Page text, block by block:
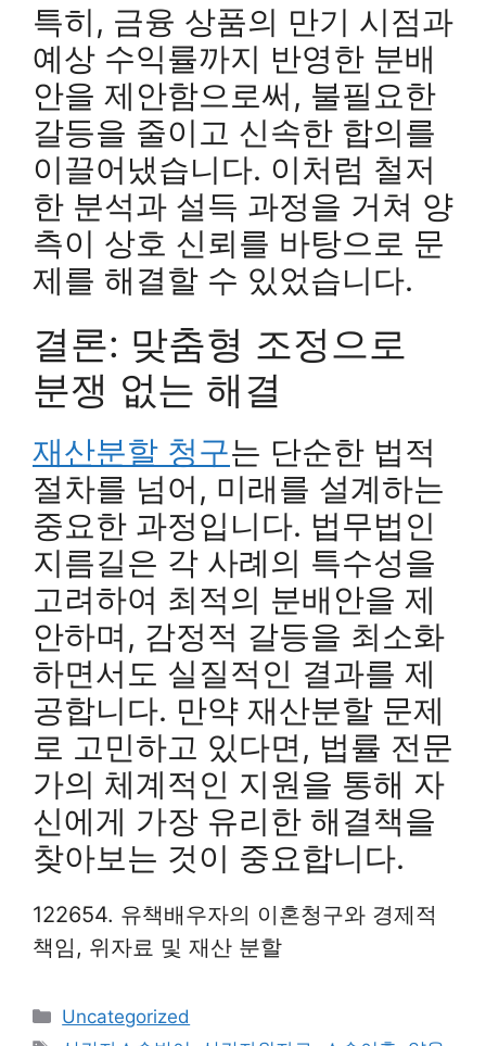
특히, 금융 상품의 만기 시점과
예상 수익률까지 반영한 분배
안을 제안함으로써, 불필요한
갈등을 줄이고 신속한 합의를
이끌어냈습니다. 이처럼 철저
한 분석과 설득 과정을 거쳐 양
측이 상호 신뢰를 바탕으로 문
제를 해결할 수 있었습니다.
결론: 맞춤형 조정으로
분쟁 없는 해결
재산분할 청구는 단순한 법적
절차를 넘어, 미래를 설계하는
중요한 과정입니다. 법무법인
지름길은 각 사례의 특수성을
고려하여 최적의 분배안을 제
안하며, 감정적 갈등을 최소화
하면서도 실질적인 결과를 제
공합니다. 만약 재산분할 문제
로 고민하고 있다면, 법률 전문
가의 체계적인 지원을 통해 자
신에게 가장 유리한 해결책을
찾아보는 것이 중요합니다.
122654. 유책배우자의 이혼청구와 경제적
책임, 위자료 및 재산 분할
Categories
Uncategorized